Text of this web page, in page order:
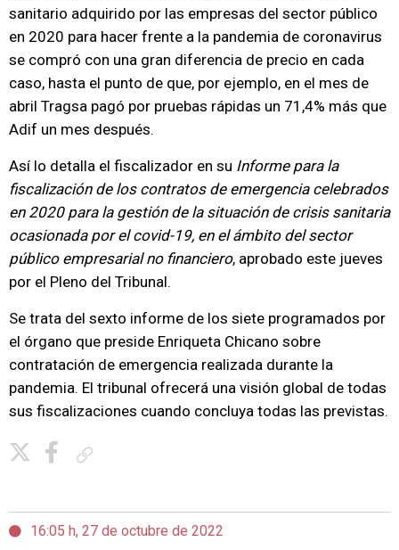
sanitario adquirido por las empresas del sector público
en 2020 para hacer frente a la pandemia de coronavirus
se compró con una gran diferencia de precio en cada
caso, hasta el punto de que, por ejemplo, en el mes de
abril Tragsa pagó por pruebas rápidas un 71,4% más que
Adif un mes después.
Así lo detalla el fiscalizador en su Informe para la
fiscalización de los contratos de emergencia celebrados
en 2020 para la gestión de la situación de crisis sanitaria
ocasionada por el covid-19, en el ámbito del sector
público empresarial no financiero, aprobado este jueves
por el Pleno del Tribunal.
Se trata del sexto informe de los siete programados por
el órgano que preside Enriqueta Chicano sobre
contratación de emergencia realizada durante la
pandemia. El tribunal ofrecerá una visión global de todas
sus fiscalizaciones cuando concluya todas las previstas.
16:05 h, 27 de octubre de 2022